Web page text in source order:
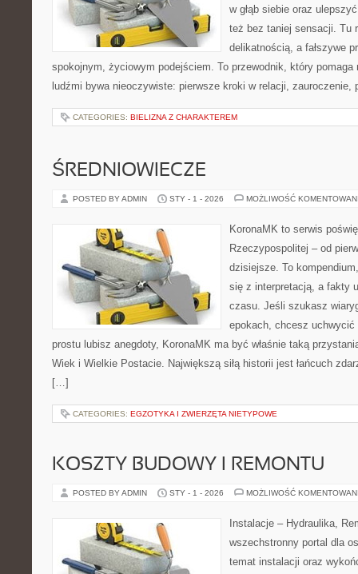
w głąb siebie oraz
też bez taniej sensacji. Tu
delikatnością, a fałszywe
spokojnym, życiowym podejściem. To przewodnik, który
ludźmi bywa nieoczywiste: pierwsze kroki w relacji,
CATEGORIES: BIELIZNA Z CHARAKTEREM
ŚREDNIOWIECZE
POSTED BY ADMIN STY - 1 - 2026 MOŻLIWOŚĆ
KoronaMK to serwis
Rzeczypospolitej – od
dzisiejsze. To
się z interpretacją, a fakty
czasu. Jeśli szukasz
epokach, chcesz
prostu lubisz anegdoty, KoronaMK ma być właśnie taką
Wiek i Wielkie Postacie. Największą siłą historii jest łańcuch
[…]
CATEGORIES: EGZOTYKA I ZWIERZĘTA NIETYPOWE
KOSZTY BUDOWY I REMONTU
POSTED BY ADMIN STY - 1 - 2026 MOŻLIWOŚĆ
Instalacje – Hydraulika,
wszechstronny portal dla
temat instalacji oraz